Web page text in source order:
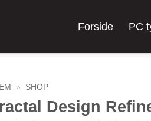
Forside PC
» SHOP
Design